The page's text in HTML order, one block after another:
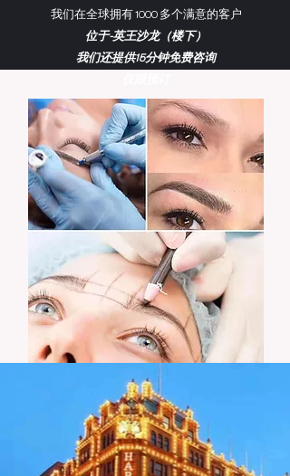
我们在全球拥有 1000 多个满意的客户
位于-英王沙龙（楼下）
我们还提供15分钟免费咨询